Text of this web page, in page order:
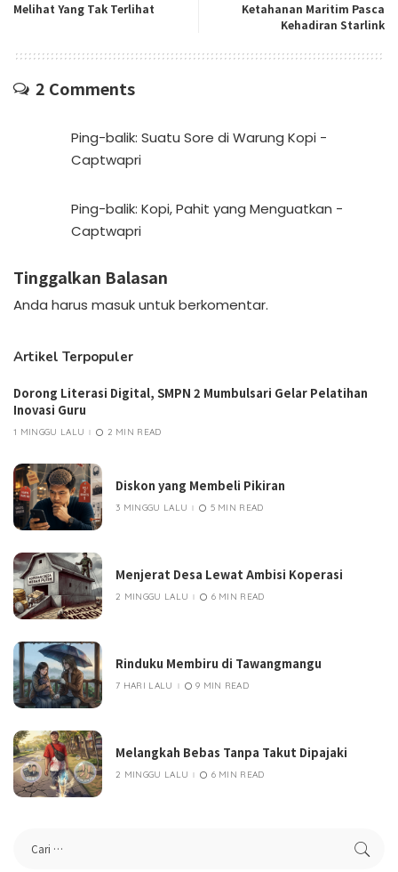
Melihat Yang Tak Terlihat
Ketahanan Maritim Pasca
Kehadiran Starlink
2 Comments
Ping-balik: Suatu Sore di Warung Kopi -
Captwapri
Ping-balik: Kopi, Pahit yang Menguatkan -
Captwapri
Tinggalkan Balasan
Anda harus masukuntuk berkomentar.
Artikel Terpopuler
Dorong Literasi Digital, SMPN 2 Mumbulsari Gelar Pelatihan
Inovasi Guru
1 MINGGU LALU 2 MIN READ
Diskon yang Membeli Pikiran
3 MINGGU LALU 5 MIN READ
Menjerat Desa Lewat Ambisi Koperasi
2 MINGGU LALU 6 MIN READ
Rinduku Membiru di Tawangmangu
7 HARI LALU 9 MIN READ
Melangkah Bebas Tanpa Takut Dipajaki
2 MINGGU LALU 6 MIN READ